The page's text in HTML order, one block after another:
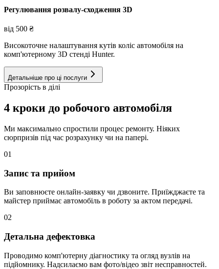
Регулювання розвалу-сходження 3D
від 500 ₴
Високоточне налаштування кутів коліс автомобіля на
комп'ютерному 3D стенді Hunter.
Детальніше про ці послуги
Прозорість в ділі
4 кроки до робочого автомобіля
Ми максимально спростили процес ремонту. Ніяких
сюрпризів під час розрахунку чи на папері.
01
Запис та прийом
Ви заповнюєте онлайн-заявку чи дзвоните. Приїжджаєте та
майстер приймає автомобіль в роботу за актом передачі.
02
Детальна дефектовка
Проводимо комп'ютерну діагностику та огляд вузлів на
підйомнику. Надсилаємо вам фото/відео звіт несправностей.